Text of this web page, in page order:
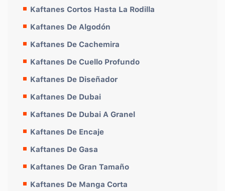
Kaftanes Cortos Hasta La Rodilla
Kaftanes De Algodón
Kaftanes De Cachemira
Kaftanes De Cuello Profundo
Kaftanes De Diseñador
Kaftanes De Dubai
Kaftanes De Dubai A Granel
Kaftanes De Encaje
Kaftanes De Gasa
Kaftanes De Gran Tamaño
Kaftanes De Manga Corta